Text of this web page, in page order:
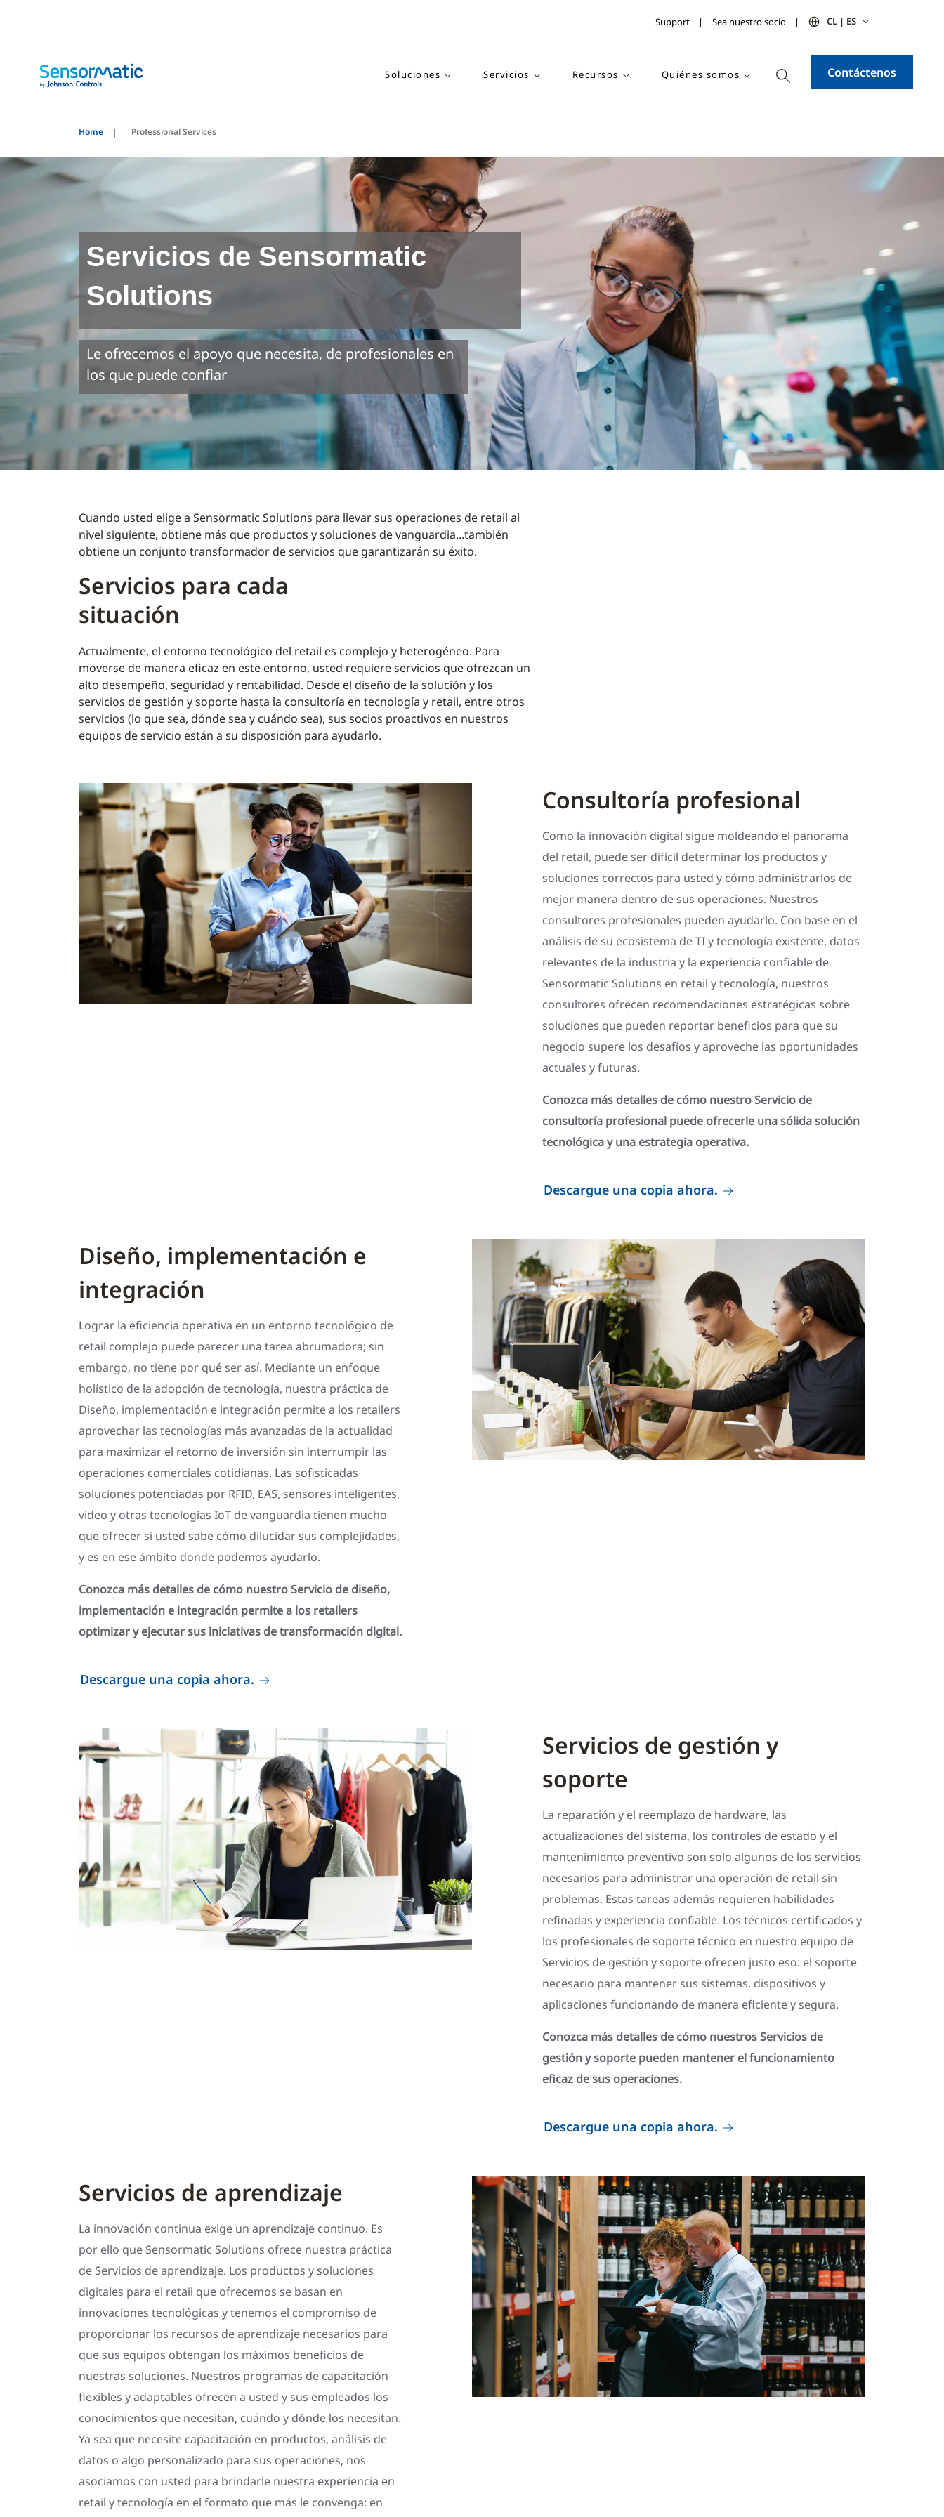
Support Sea nuestro socio CL | ES
Soluciones Servicios Recursos Quiénes somos Contáctenos
Home Professional Services
Servicios de Sensormatic
Solutions
Le ofrecemos el apoyo que necesita, de profesionales en
los que puede confiar
Cuando usted elige a Sensormatic Solutions para llevar sus operaciones de retail al
nivel siguiente, obtiene más que productos y soluciones de vanguardia...también
obtiene un conjunto transformador de servicios que garantizarán su éxito.
Servicios para cada
situación
Actualmente, el entorno tecnológico del retail es complejo y heterogéneo. Para
moverse de manera eficaz en este entorno, usted requiere servicios que ofrezcan un
alto desempeño, seguridad y rentabilidad. Desde el diseño de la solución y los
servicios de gestión y soporte hasta la consultoría en tecnología y retail, entre otros
servicios (lo que sea, dónde sea y cuándo sea), sus socios proactivos en nuestros
equipos de servicio están a su disposición para ayudarlo.
Consultoría profesional
Como la innovación digital sigue moldeando el panorama
del retail, puede ser difícil determinar los productos y
soluciones correctos para usted y cómo administrarlos de
mejor manera dentro de sus operaciones. Nuestros
consultores profesionales pueden ayudarlo. Con base en el
análisis de su ecosistema de TI y tecnología existente, datos
relevantes de la industria y la experiencia confiable de
Sensormatic Solutions en retail y tecnología, nuestros
consultores ofrecen recomendaciones estratégicas sobre
soluciones que pueden reportar beneficios para que su
negocio supere los desafíos y aproveche las oportunidades
actuales y futuras.
Conozca más detalles de cómo nuestro Servicio de
consultoría profesional puede ofrecerle una sólida solución
tecnológica y una estrategia operativa.
Descargue una copia ahora.
Diseño, implementación e
integración
Lograr la eficiencia operativa en un entorno tecnológico de
retail complejo puede parecer una tarea abrumadora; sin
embargo, no tiene por qué ser así. Mediante un enfoque
holístico de la adopción de tecnología, nuestra práctica de
Diseño, implementación e integración permite a los retailers
aprovechar las tecnologías más avanzadas de la actualidad
para maximizar el retorno de inversión sin interrumpir las
operaciones comerciales cotidianas. Las sofisticadas
soluciones potenciadas por RFID, EAS, sensores inteligentes,
video y otras tecnologías IoT de vanguardia tienen mucho
que ofrecer si usted sabe cómo dilucidar sus complejidades,
y es en ese ámbito donde podemos ayudarlo.
Conozca más detalles de cómo nuestro Servicio de diseño,
implementación e integración permite a los retailers
optimizar y ejecutar sus iniciativas de transformación digital.
Descargue una copia ahora.
Servicios de gestión y
soporte
La reparación y el reemplazo de hardware, las
actualizaciones del sistema, los controles de estado y el
mantenimiento preventivo son solo algunos de los servicios
necesarios para administrar una operación de retail sin
problemas. Estas tareas además requieren habilidades
refinadas y experiencia confiable. Los técnicos certificados y
los profesionales de soporte técnico en nuestro equipo de
Servicios de gestión y soporte ofrecen justo eso: el soporte
necesario para mantener sus sistemas, dispositivos y
aplicaciones funcionando de manera eficiente y segura.
Conozca más detalles de cómo nuestros Servicios de
gestión y soporte pueden mantener el funcionamiento
eficaz de sus operaciones.
Descargue una copia ahora.
Servicios de aprendizaje
La innovación continua exige un aprendizaje continuo. Es
por ello que Sensormatic Solutions ofrece nuestra práctica
de Servicios de aprendizaje. Los productos y soluciones
digitales para el retail que ofrecemos se basan en
innovaciones tecnológicas y tenemos el compromiso de
proporcionar los recursos de aprendizaje necesarios para
que sus equipos obtengan los máximos beneficios de
nuestras soluciones. Nuestros programas de capacitación
flexibles y adaptables ofrecen a usted y sus empleados los
conocimientos que necesitan, cuándo y dónde los necesitan.
Ya sea que necesite capacitación en productos, análisis de
datos o algo personalizado para sus operaciones, nos
asociamos con usted para brindarle nuestra experiencia en
retail y tecnología en el formato que más le convenga: en